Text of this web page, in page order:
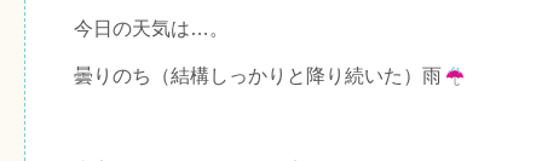
今日の天気は…。
曇りのち（結構しっかりと降り続いた）雨